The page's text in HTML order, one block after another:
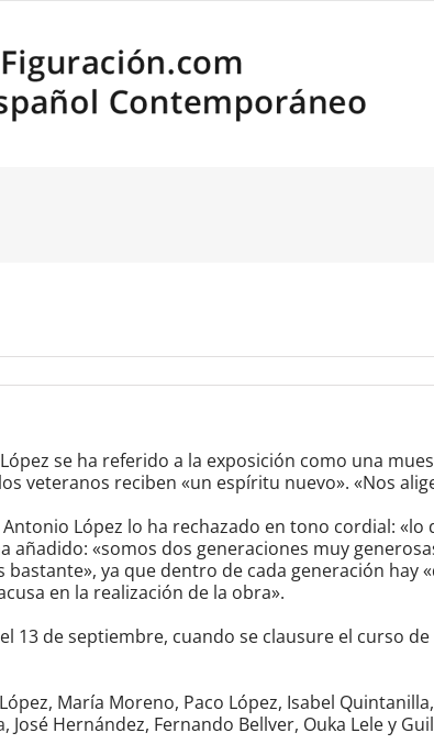
se ha referido a la exposición como una
veteranos reciben «un espíritu nuevo». «Nos
López lo ha rechazado en tono cordial: «lo
añadido: «somos dos generaciones muy
ya que dentro de cada generación hay
en la realización de la obra».
13 de septiembre, cuando se clausure el curso
María Moreno, Paco López, Isabel
, José Hernández, Fernando Bellver, Ouka Lele y